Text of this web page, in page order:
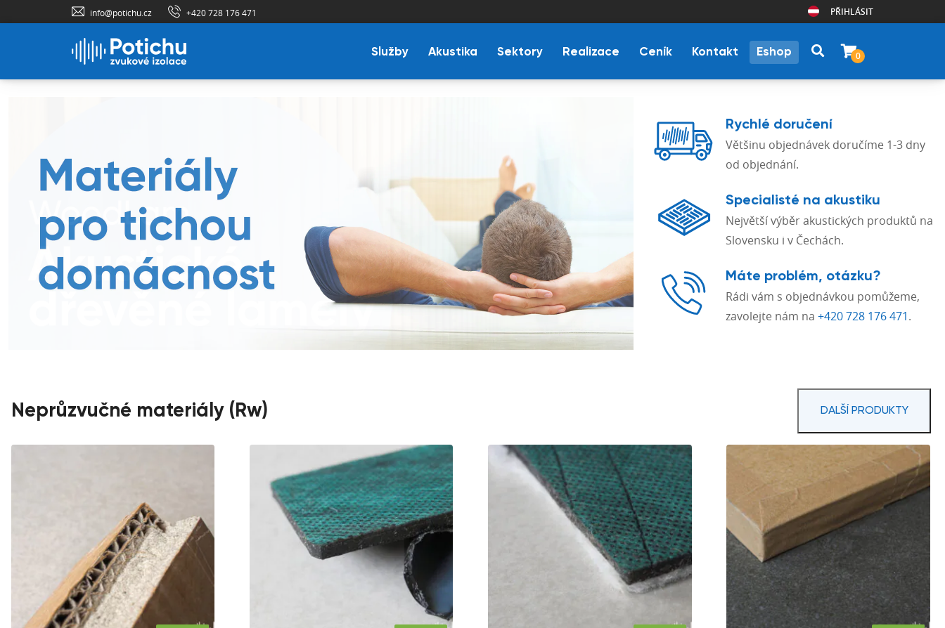
info@potichu.cz +420 728 176 471 PŘIHLÁSIT
Služby Akustika Sektory Realizace Ceník Kontakt Eshop 0
Rychlé doručení
Většinu objednávek doručíme 1-3 dny
od objednání.
Specialisté na akustiku
Největší výběr akustických produktů na
Slovensku i v Čechách.
Máte problém, otázku?
Rádi vám s objednávkou pomůžeme,
zavolejte nám na +420 728 176 471.
Neprůzvučné materiály (Rw) DALŠÍ PRODUKTY